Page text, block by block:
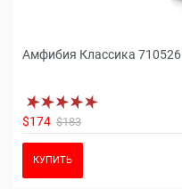
Амфибия Классика 710526
$174 $183
КУПИТЬ